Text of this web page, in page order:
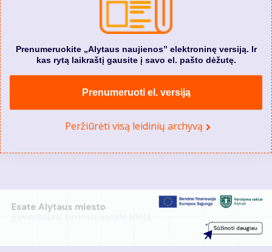
Prenumeruokite „Alytaus naujienos” elektroninę versiją. Ir
kas rytą laikraštį gausite į savo el. pašto dėžutę.
Prenumeruoti el. versiją
Peržiūrėti visą leidinių archyvą